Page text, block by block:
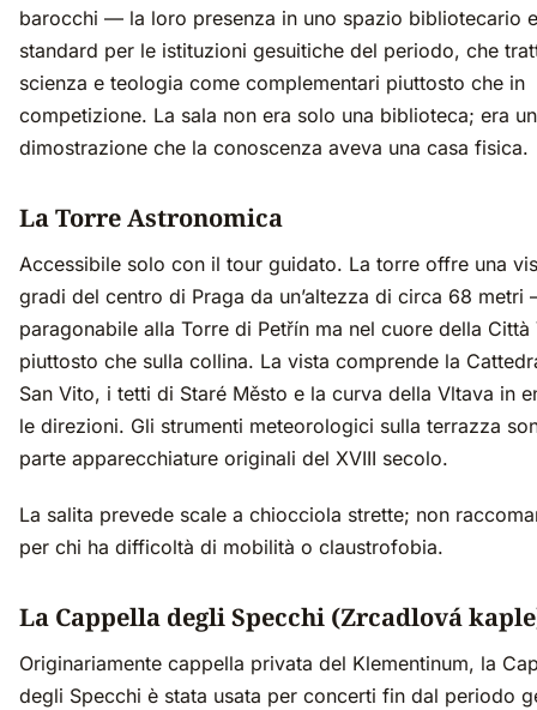
barocchi — la loro presenza in uno spazio bibliotecario
standard per le istituzioni gesuitiche del periodo, che
scienza e teologia come complementari piuttosto che in
competizione. La sala non era solo una biblioteca; era
dimostrazione che la conoscenza aveva una casa fisica.
La Torre Astronomica
Accessibile solo con il tour guidato. La torre offre una
gradi del centro di Praga da un’altezza di circa 68 metri
paragonabile alla Torre di Petřín ma nel cuore della Città
piuttosto che sulla collina. La vista comprende la
San Vito, i tetti di Staré Město e la curva della Vltava in
le direzioni. Gli strumenti meteorologici sulla terrazza
parte apparecchiature originali del XVIII secolo.
La salita prevede scale a chiocciola strette; non
per chi ha difficoltà di mobilità o claustrofobia.
La Cappella degli Specchi (Zrcadlová
Originariamente cappella privata del Klementinum, la
degli Specchi è stata usata per concerti fin dal periodo